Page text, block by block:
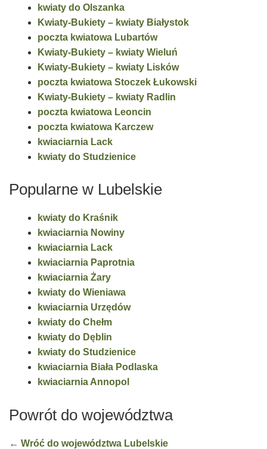
kwiaty do Olszanka
Kwiaty-Bukiety – kwiaty Białystok
poczta kwiatowa Lubartów
Kwiaty-Bukiety – kwiaty Wieluń
Kwiaty-Bukiety – kwiaty Lisków
poczta kwiatowa Stoczek Łukowski
Kwiaty-Bukiety – kwiaty Radlin
poczta kwiatowa Leoncin
poczta kwiatowa Karczew
kwiaciarnia Lack
kwiaty do Studzienice
Popularne w Lubelskie
kwiaty do Kraśnik
kwiaciarnia Nowiny
kwiaciarnia Lack
kwiaciarnia Paprotnia
kwiaciarnia Żary
kwiaty do Wieniawa
kwiaciarnia Urzędów
kwiaty do Chełm
kwiaty do Dęblin
kwiaty do Studzienice
kwiaciarnia Biała Podlaska
kwiaciarnia Annopol
Powrót do województwa
← Wróć do województwa Lubelskie